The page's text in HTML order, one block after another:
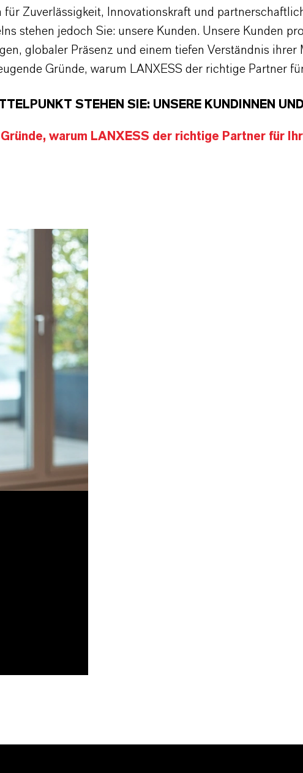
für Zuverlässigkeit, Innovationskraft und
stehen jedoch Sie: unsere Kunden. Unsere Kunden
globaler Präsenz und einem tiefen Verständnis
Gründe, warum LANXESS der richtige Partner
STEHEN SIE: UNSERE KUNDINNEN
warum LANXESS der richtige Partner für